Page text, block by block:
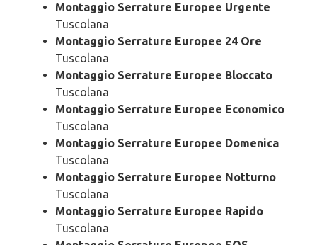
Montaggio Serrature Europee Urgente
Tuscolana
Montaggio Serrature Europee 24 Ore
Tuscolana
Montaggio Serrature Europee Bloccato
Tuscolana
Montaggio Serrature Europee Economico
Tuscolana
Montaggio Serrature Europee Domenica
Tuscolana
Montaggio Serrature Europee Notturno
Tuscolana
Montaggio Serrature Europee Rapido
Tuscolana